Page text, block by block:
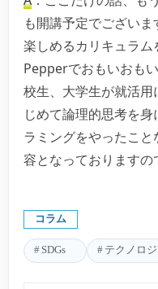
も開講予定でござい
楽しめるカリキュラム
Pepperでおもいおも
校生、大学生が就活
じめて論理的思考を
ラミングをやったこ
容となっておりますの
コラム
SDGs テクノロ